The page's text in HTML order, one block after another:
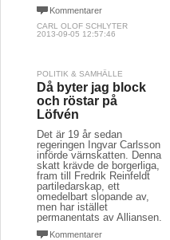
Kommentarer
CARL OLOF SCHLYTER
2013-09-05 12:57:46
POLITIK & SAMHÄLLE
Då byter jag block
och röstar på
Löfvén
Det är 19 år sedan
regeringen Ingvar Carlsson
införde värnskatten. Denna
skatt krävde de borgerliga,
fram till Fredrik Reinfeldt
partiledarskap, ett
omedelbart slopande av,
men har istället
permanentats av Alliansen.
Kommentarer